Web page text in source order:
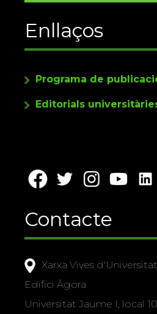
Enllaços
Programa de
Editorials
Contacte
Xarxa Vives
Edifici Àgora
Universitat Jaume I, local 10